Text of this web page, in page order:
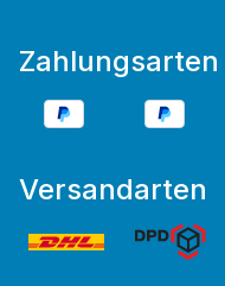
Zahlungsarten
Versandarten